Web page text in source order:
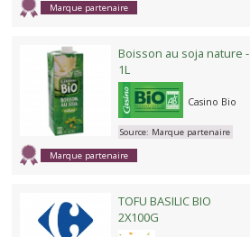
Marque partenaire
Boisson au soja nature -
1L
Casino Bio
Marque partenaire
Source: Marque partenaire
TOFU BASILIC BIO
2X100G